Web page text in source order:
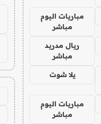
مباريات اليوم
مباشر
ريال مدريد
مباشر
يلا شوت
مباريات اليوم
مباشر